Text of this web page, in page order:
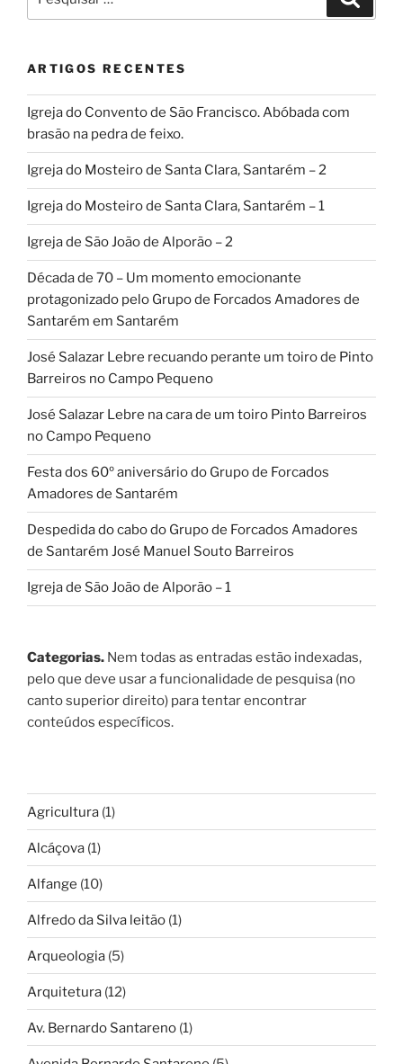
por:
ARTIGOS RECENTES
Igreja do Convento de São Francisco. Abóbada com
brasão na pedra de feixo.
Igreja do Mosteiro de Santa Clara, Santarém – 2
Igreja do Mosteiro de Santa Clara, Santarém – 1
Igreja de São João de Alporão – 2
Década de 70 – Um momento emocionante
protagonizado pelo Grupo de Forcados Amadores de
Santarém em Santarém
José Salazar Lebre recuando perante um toiro de Pinto
Barreiros no Campo Pequeno
José Salazar Lebre na cara de um toiro Pinto Barreiros
no Campo Pequeno
Festa dos 60º aniversário do Grupo de Forcados
Amadores de Santarém
Despedida do cabo do Grupo de Forcados Amadores
de Santarém José Manuel Souto Barreiros
Igreja de São João de Alporão – 1
Categorias. Nem todas as entradas estão indexadas,
pelo que deve usar a funcionalidade de pesquisa (no
canto superior direito) para tentar encontrar
conteúdos específicos.
Agricultura (1)
Alcáçova (1)
Alfange (10)
Alfredo da Silva leitão (1)
Arqueologia (5)
Arquitetura (12)
Av. Bernardo Santareno (1)